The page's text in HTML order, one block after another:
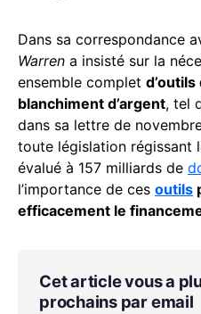
Dans sa correspondance
Warren a insisté sur la
ensemble complet
blanchiment d’argent, tel
dans sa lettre de
toute législation régissant
évalué à 157 milliards de
l’importance de ces outils
efficacement le
Cet article vous a
prochains par email